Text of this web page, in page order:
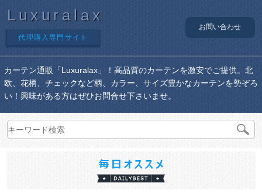
Luxuralax
代理購入専門サイト
お問い合わせ
カーテン通販「Luxuralax」！高品質のカーテンを激安でご提供。北
欧、花柄、チェックなど柄、カラー、サイズ豊かなカーテンを勢ぞろ
い！興味がある方はぜひお問合せ下さいませ。